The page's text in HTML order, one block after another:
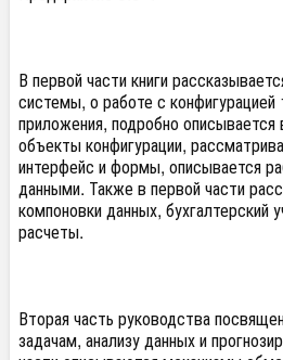
В первой части книги
системы, о работе с
приложения, подробно
объекты конфигурации,
интерфейс и формы, описывается
данными. Также в первой части
компоновки данных, бухгалтерский
расчеты.
Вторая часть руководства
задачам, анализу данных и